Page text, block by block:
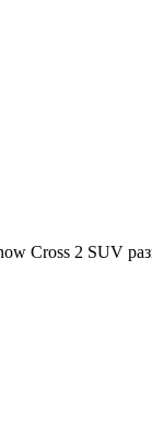
Cross 2 SUV